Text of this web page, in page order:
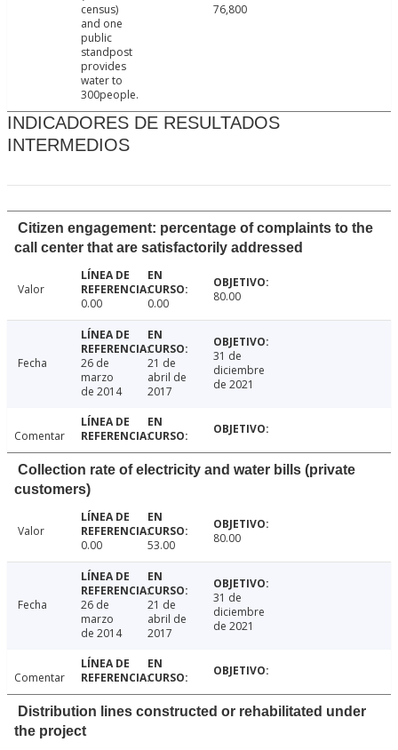
census)
and one
public
standpost
provides
water to
300people.
76,800
INDICADORES DE RESULTADOS
INTERMEDIOS
Citizen engagement: percentage of complaints to the
call center that are satisfactorily addressed
Valor
0.00
0.00 80.00
Fecha
26 de
marzo
de 2014
21 de
abril de
2017
31 de
diciembre
de 2021
Comentar
Collection rate of electricity and water bills (private
customers)
Valor
0.00
53.00 80.00
Fecha
26 de
marzo
de 2014
21 de
abril de
2017
31 de
diciembre
de 2021
Comentar
Distribution lines constructed or rehabilitated under
the project